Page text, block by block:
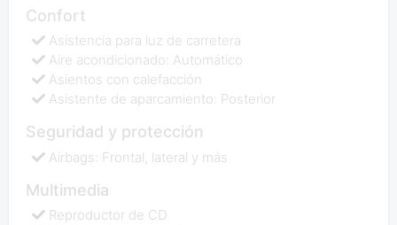
Confort
Asistencia para luz de carretera
Aire acondicionado: Automático
Asientos con calefacción
Asistente de aparcamiento: Posterior
Seguridad y protección
Airbags: Frontal, lateral y más
Multimedia
Reproductor de CD